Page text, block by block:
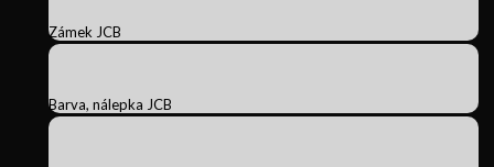
Zámek JCB
Barva, nálepka JCB